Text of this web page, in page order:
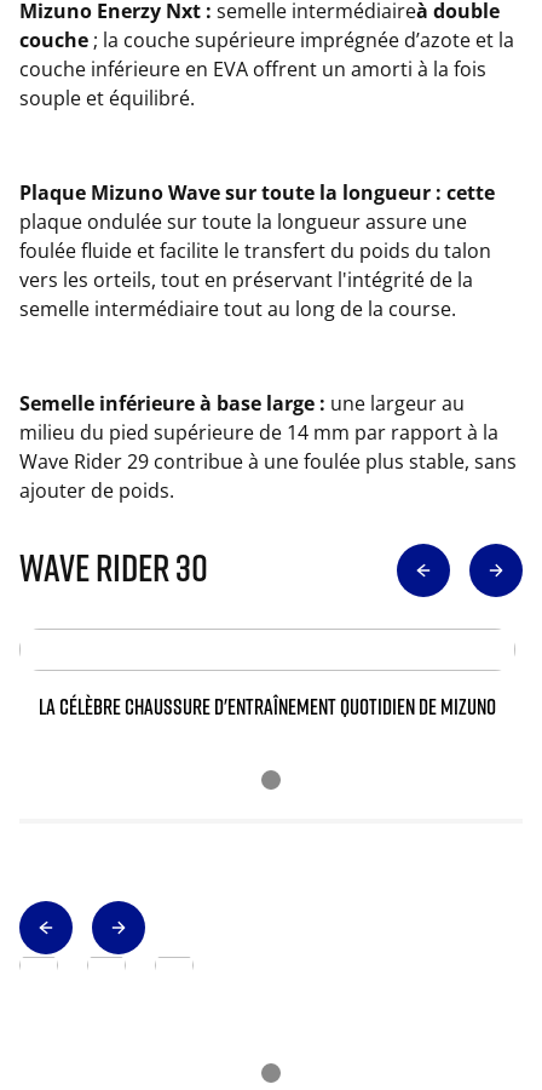
Mizuno Enerzy Nxt : semelle intermédiaireà double
couche ; la couche supérieure imprégnée d’azote et la
couche inférieure en EVA offrent un amorti à la fois
souple et équilibré.
Plaque Mizuno Wave sur toute la longueur : cette
plaque ondulée sur toute la longueur assure une
foulée fluide et facilite le transfert du poids du talon
vers les orteils, tout en préservant l'intégrité de la
semelle intermédiaire tout au long de la course.
Semelle inférieure à base large : une largeur au
milieu du pied supérieure de 14 mm par rapport à la
Wave Rider 29 contribue à une foulée plus stable, sans
ajouter de poids.
Wave Rider 30
LA CÉLÈBRE CHAUSSURE D'ENTRAÎNEMENT QUOTIDIEN DE MIZUNO